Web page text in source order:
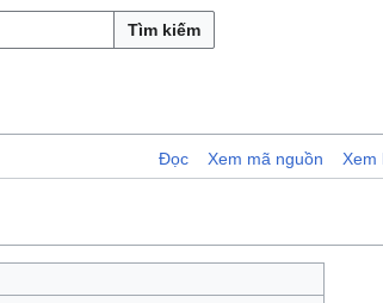
Tìm kiếm
Đọc Xem mã nguồn Xem